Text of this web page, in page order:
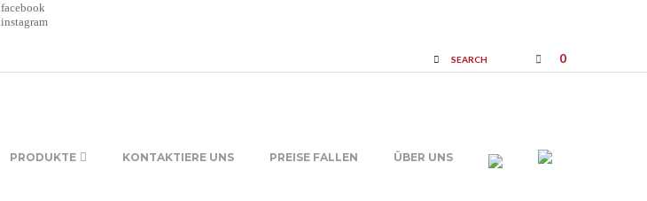
facebook
instagram
0
SEARCH
PRODUKTE KONTAKTIERE UNS PREISE FALLEN ÜBER UNS